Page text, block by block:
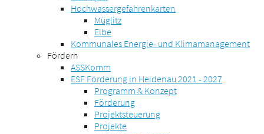
Hochwassergefahrenkarten
Müglitz
Elbe
Kommunales Energie- und Klimamanagement
Fördern
ASSKomm
ESF Förderung in Heidenau 2021 - 2027
Programm & Konzept
Förderung
Projektsteuerung
Projekte